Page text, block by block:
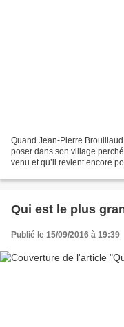
Quand Jean-Pierre
poser dans son village
venu et qu’il revient encore
Qui est le plus
Publié le 15/09/2016 à 19:39